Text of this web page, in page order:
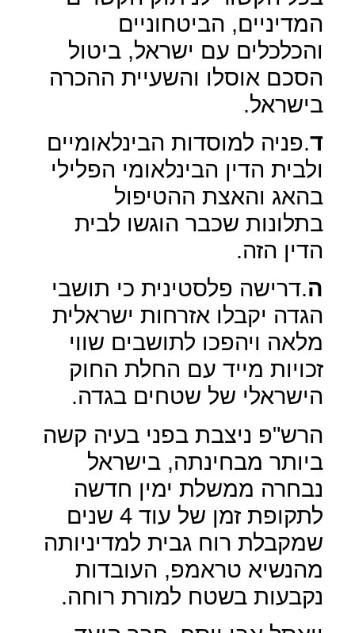
המדיניים, הביטחוניים
והכלכלים עם ישראל, ביטול
הסכם אוסלו והשעיית ההכרה
בישראל.
ד.פניה למוסדות הבינלאומיים
ולבית הדין הבינלאומי הפלילי
בהאג והאצת ההטיפול
בתלונות שכבר הוגשו לבית
הדין הזה.
ה.דרישה פלסטינית כי תושבי
הגדה יקבלו אזרחות ישראלית
מלאה ויהפכו לתושבים שווי
זכויות מייד עם החלת החוק
הישראלי של שטחים בגדה.
הרש"פ ניצבת בפני בעיה קשה
ביותר מבחינתה, בישראל
נבחרה ממשלת ימין חדשה
לתקופת זמן של עוד 4 שנים
שמקבלת רוח גבית למדיניותה
מהנשיא טראמפ, העובדות
נקבעות בשטח למורת רוחה.